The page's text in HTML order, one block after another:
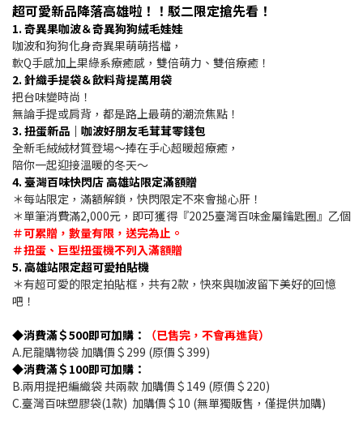
超可愛新品降落高雄啦！！駁二限定搶先看！
1. 奇異果咖波＆奇異狗狗絨毛娃娃
咖波和狗狗化身奇異果萌萌搭檔，
軟Q手感加上果綠系療癒感，雙倍萌力、雙倍療癒！
2. 針織手提袋＆飲料背提萬用袋
把台味變時尚！
無論手提或肩背，都是路上最萌的潮流焦點！
3. 扭蛋新品｜咖波好朋友毛茸茸零錢包
全新毛絨絨材質登場～捧在手心超暖超療癒，
陪你一起迎接溫暖的冬天～
4. 臺灣百味快閃店 高雄站限定滿額贈
＊每站限定，滿額解鎖，快閃限定不來會搥心肝！
＊單筆消費滿2,000元，即可獲得『2025臺灣百味金屬鑰匙圈』乙個
＃可累贈，數量有限，送完為止。
＃扭蛋、巨型扭蛋機不列入滿額贈
5. 高雄站限定超可愛拍貼機
＊有超可愛的限定拍貼框，共有2款，快來與咖波留下美好的回憶
吧！
◆消費滿＄500即可加購：
（已售完，不會再進貨）
A.尼龍購物袋 加購價＄299 (原價＄399)
◆消費滿＄100即可加購：
B.兩用提把編織袋 共兩款 加購價＄149 (原價＄220)
C.臺灣百味塑膠袋(1款) 加購價＄10 (無單獨販售，僅提供加購)